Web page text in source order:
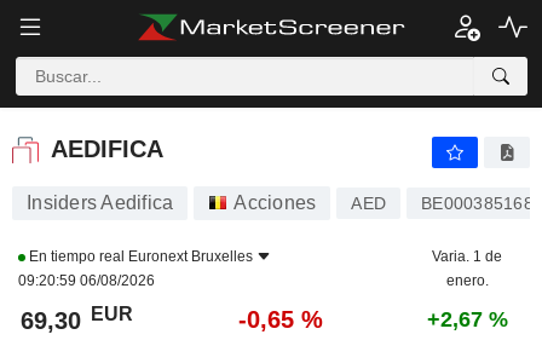
AEDIFICA
AEDIFICA
Insiders Aedifica Acciones AED BE0003851681
En tiempo real Euronext Bruxelles
09:20:59 06/08/2026
Varia. 1 de
enero.
69,30 EUR -0,65 % +2,67 %